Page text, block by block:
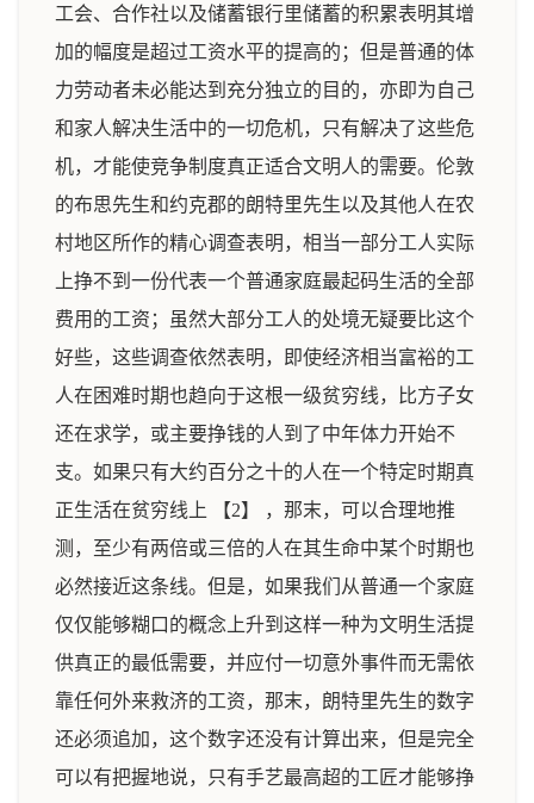
工会、合作社以及储蓄银行里储蓄的积累表明其增
加的幅度是超过工资水平的提高的；但是普通的体
力劳动者未必能达到充分独立的目的，亦即为自己
和家人解决生活中的一切危机，只有解决了这些危
机，才能使竞争制度真正适合文明人的需要。伦敦
的布思先生和约克郡的朗特里先生以及其他人在农
村地区所作的精心调查表明，相当一部分工人实际
上挣不到一份代表一个普通家庭最起码生活的全部
费用的工资；虽然大部分工人的处境无疑要比这个
好些，这些调查依然表明，即使经济相当富裕的工
人在困难时期也趋向于这根一级贫穷线，比方子女
还在求学，或主要挣钱的人到了中年体力开始不
支。如果只有大约百分之十的人在一个特定时期真
正生活在贫穷线上 【2】 ，那末，可以合理地推
测，至少有两倍或三倍的人在其生命中某个时期也
必然接近这条线。但是，如果我们从普通一个家庭
仅仅能够糊口的概念上升到这样一种为文明生活提
供真正的最低需要，并应付一切意外事件而无需依
靠任何外来救济的工资，那末，朗特里先生的数字
还必须追加，这个数字还没有计算出来，但是完全
可以有把握地说，只有手艺最高超的工匠才能够挣